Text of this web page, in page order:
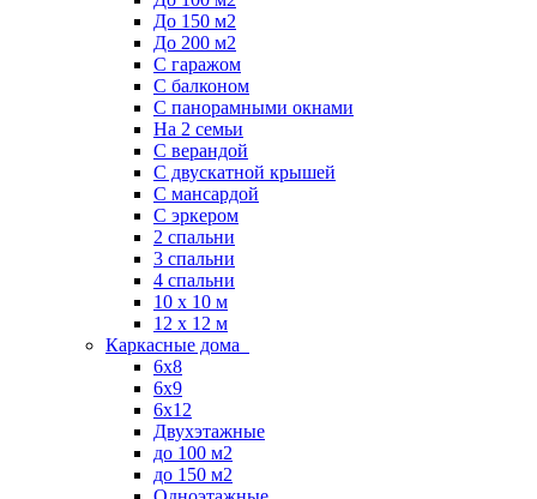
До 150 м2
До 200 м2
С гаражом
С балконом
С панорамными окнами
На 2 семьи
С верандой
С двускатной крышей
С мансардой
С эркером
2 спальни
3 спальни
4 спальни
10 x 10 м
12 x 12 м
Каркасные дома
6х8
6х9
6х12
Двухэтажные
до 100 м2
до 150 м2